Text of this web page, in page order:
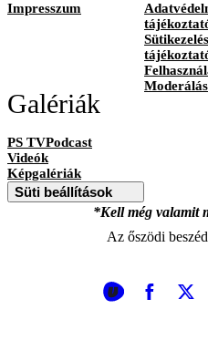
Impresszum
Galériák
PS TVPodcast
Videók
Képgalériák
Süti beállítások
*Kell még valamit
Az őszödi